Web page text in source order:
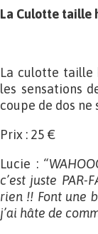
La Culotte taille
La culotte taille
les sensations
coupe de dos ne
Prix : 25 €
Lucie :
c’est juste
rien !! Font une
j’ai hâte de